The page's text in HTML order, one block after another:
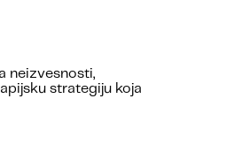
neizvesnosti,
strategiju koja